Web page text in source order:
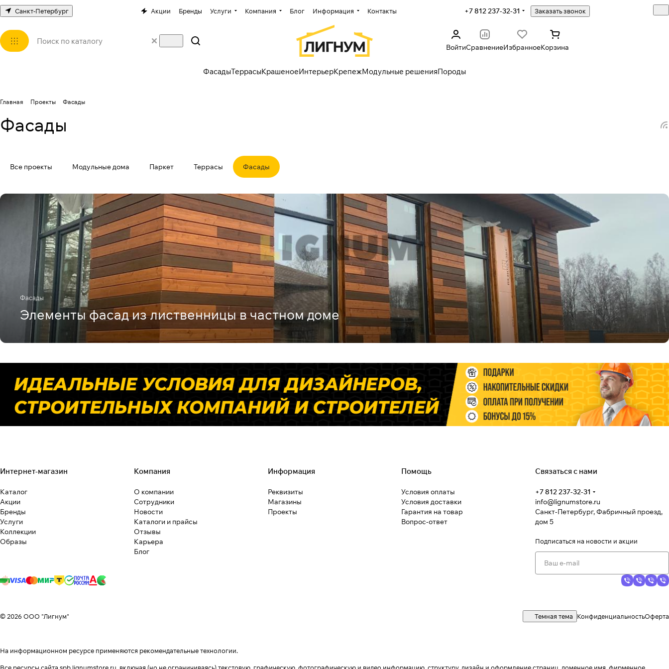
Санкт-Петербург Акции Бренды Услуги Компания Блог Информация Контакты +7 812 237-32-31 Заказать звонок
ВойтиСравнениеИзбранноеКорзина
ФасадыТеррасыКрашеноеИнтерьерКрепежМодульные решенияПороды
Главная Проекты Фасады
Фасады
Все проекты Модульные дома Паркет Террасы Фасады
Фасады
Элементы фасад из лиственницы в частном доме
Интернет-магазин
Каталог
Акции
Бренды
Услуги
Коллекции
Образы
Компания
О компании
Сотрудники
Новости
Каталоги и прайсы
Отзывы
Карьера
Блог
Информация
Реквизиты
Магазины
Проекты
Помощь
Условия оплаты
Условия доставки
Гарантия на товар
Вопрос-ответ
Связаться с нами
+7 812 237-32-31
info@lignumstore.ru
Санкт-Петербург, Фабричный проезд,
дом 5
Подписаться на новости и акции
© 2026 ООО "Лигнум" Темная тема КонфиденциальностьОферта
На информационном ресурсе применяются рекомендательные технологии.